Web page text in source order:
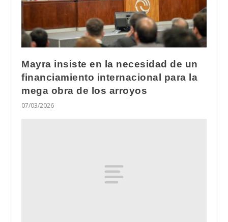
Mayra insiste en la necesidad de un
financiamiento internacional para la
mega obra de los arroyos
07/03/2026